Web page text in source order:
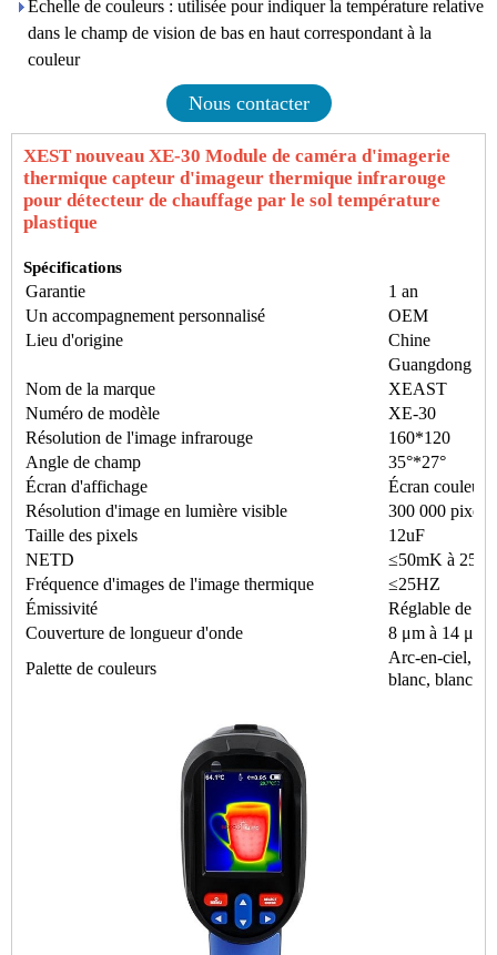
Échelle de couleurs : utilisée pour indiquer la température relative
dans le champ de vision de bas en haut correspondant à la
couleur
Nous contacter
XEST nouveau XE-30 Module de caméra d'imagerie
thermique capteur d'imageur thermique infrarouge
pour détecteur de chauffage par le sol température
plastique
Spécifications
Garantie
1 an
Un accompagnement personnalisé
OEM
Lieu d'origine
Chine
Guangdong
Nom de la marque
XEAST
Numéro de modèle
XE-30
Résolution de l'image infrarouge
160*120
Angle de champ
35°*27°
Écran d'affichage
Écran couleur
Résolution d'image en lumière visible
300 000 pixels
Taille des pixels
12uF
NETD
≤50mK à
Fréquence d'images de l'image thermique
≤25HZ
Émissivité
Réglable de
Couverture de longueur d'onde
8 μm à 14 μm
Palette de couleurs
Arc-en-ciel,
blanc, blanc et